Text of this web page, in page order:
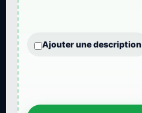
Ajouter une description